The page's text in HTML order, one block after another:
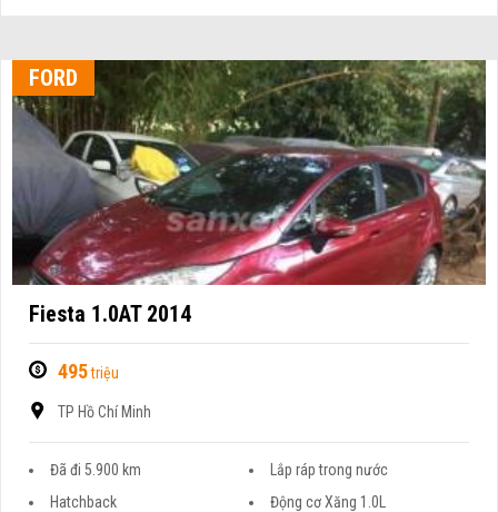
FORD
Fiesta 1.0AT 2014
495triệu
TP Hồ Chí Minh
Đã đi 5.900 km
Lắp ráp trong nước
Hatchback
Động cơ Xăng 1.0L